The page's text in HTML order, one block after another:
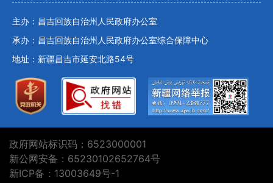
主办：昌吉回族自治州人民政府办公室
承办：昌吉回族自治州人民政府办公室综合保障中心
地址：新疆昌吉市延安北路54号
政府网站标识码：6523000001
新公网安备：65230102652764号
新ICP备：13003649号-1